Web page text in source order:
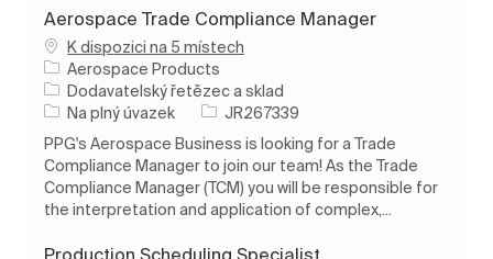
Aerospace Trade Compliance Manager
K dispozici na 5 místech
Aerospace Products
Kategorie
Dodavatelský řetězec a sklad
Typ úlohy
Na plný úvazek ID úlohy
JR267339
PPG's Aerospace Business is looking for a Trade
Compliance Manager to join our team! As the Trade
Compliance Manager (TCM) you will be responsible for
the interpretation and application of complex,...
Production Scheduling Specialist